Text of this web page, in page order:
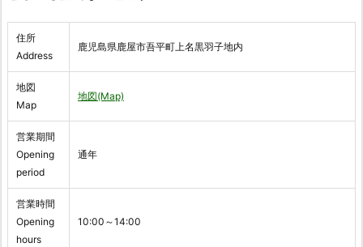
住所
Address
鹿児島県鹿屋市吾平町上名黒羽子地内
地図
Map
地図(Map)
営業期間
Opening
period
通年
営業時間
Opening
hours
10:00～14:00